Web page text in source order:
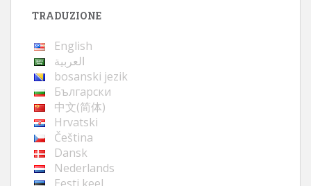
TRADUZIONE
English
العربية
bosanski jezik
Български
中文(简体)
Hrvatski
Čeština
Dansk
Nederlands
Eesti keel